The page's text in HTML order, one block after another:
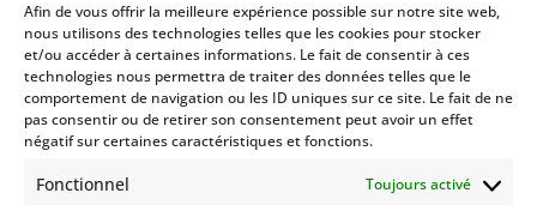
Afin de vous offrir la meilleure expérience possible sur notre site web,
nous utilisons des technologies telles que les cookies pour stocker
et/ou accéder à certaines informations. Le fait de consentir à ces
technologies nous permettra de traiter des données telles que le
comportement de navigation ou les ID uniques sur ce site. Le fait de ne
pas consentir ou de retirer son consentement peut avoir un effet
négatif sur certaines caractéristiques et fonctions.
Fonctionnel Toujours activé
Si vous souhaitez être informés
des nouveautés et évènements
que nous organisons
abonnez-vous à notre